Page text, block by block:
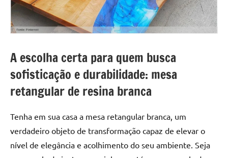
A escolha certa para quem busca
sofisticação e durabilidade: mesa
retangular de resina branca
Tenha em sua casa a mesa retangular branca, um
verdadeiro objeto de transformação capaz de elevar o
nível de elegância e acolhimento do seu ambiente. Seja